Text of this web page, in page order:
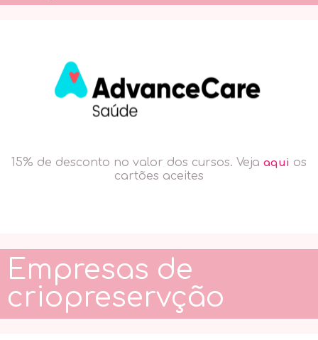
15% de desconto no valor dos cursos. Veja aqui os
cartões aceites
Empresas de
criopreservção